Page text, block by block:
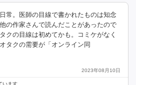
常。医師の目線で書かれたものは知念
の作家さんで読んだことがあったので
クの目線は初めてかも。コミケがなく
タクの需要が「オンライン同
2023年08月10日
います